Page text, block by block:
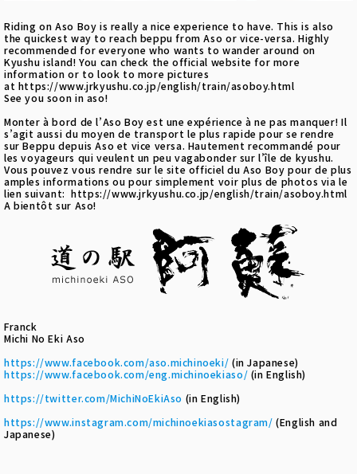
Riding on Aso Boy is really a nice experience to have. This is also
the quickest way to reach beppu from Aso or vice-versa. Highly
recommended for everyone who wants to wander around on
Kyushu island! You can check the official website for more
information or to look to more pictures
at https://www.jrkyushu.co.jp/english/train/asoboy.html
See you soon in aso!
Monter à bord de l’Aso Boy est une expérience à ne pas manquer! Il
s’agit aussi du moyen de transport le plus rapide pour se rendre
sur Beppu depuis Aso et vice versa. Hautement recommandé pour
les voyageurs qui veulent un peu vagabonder sur l’île de kyushu.
Vous pouvez vous rendre sur le site officiel du Aso Boy pour de plus
amples informations ou pour simplement voir plus de photos via le
lien suivant: https://www.jrkyushu.co.jp/english/train/asoboy.html
A bientôt sur Aso!
Franck
Michi No Eki Aso
https://www.facebook.com/aso.michinoeki/ (in Japanese)
https://www.facebook.com/eng.michinoekiaso/ (in English)
https://twitter.com/MichiNoEkiAso (in English)
https://www.instagram.com/michinoekiasostagram/ (English and
Japanese)